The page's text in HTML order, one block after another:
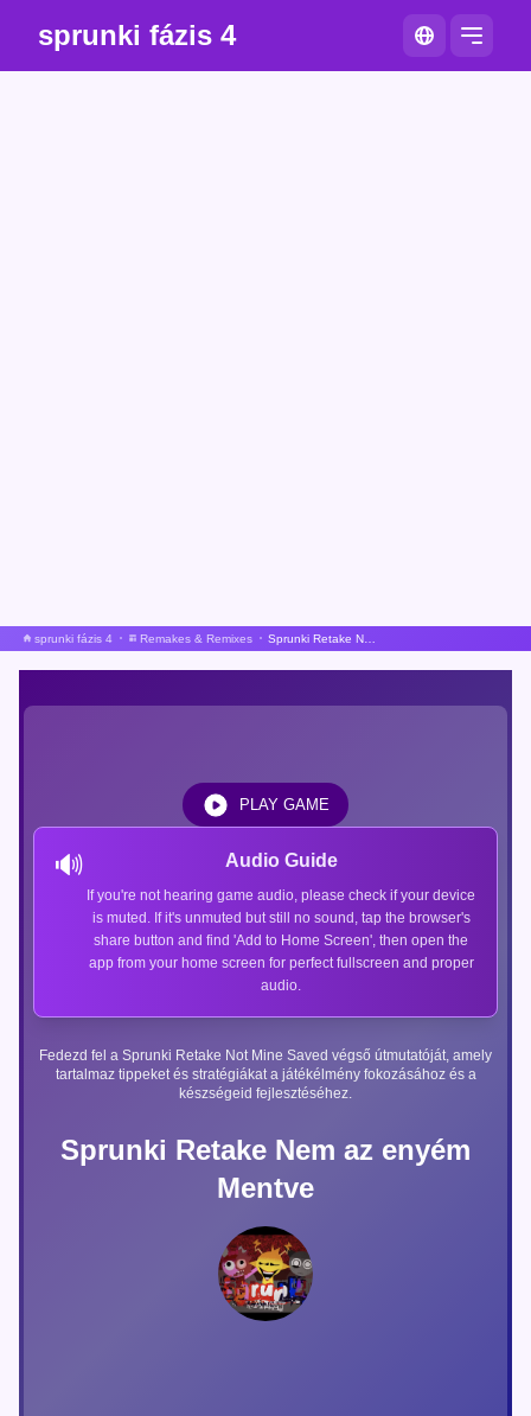
sprunki fázis 4
sprunki fázis 4 Remakes & Remixes
Sprunki Retake Nem az enyém
Mentve
Fedezd fel a Sprunki Retake Not Mine Saved végső útmutatóját, amely
tartalmaz tippeket és stratégiákat a játékélmény fokozásához és a
készségeid fejlesztéséhez.
🔊 Audio Guide
If you're not hearing game audio, please check if your device
is muted. If it's unmuted but still no sound, tap the browser's
share button and find 'Add to Home Screen', then open the
app from your home screen for perfect fullscreen and proper
audio.
PLAY GAME